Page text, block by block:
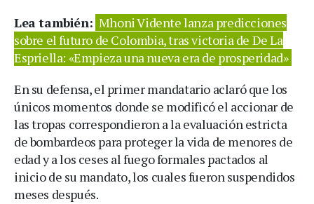
Lea también: Mhoni Vidente lanza predicciones
sobre el futuro de Colombia, tras victoria de De La
Espriella: «Empieza una nueva era de prosperidad»
En su defensa, el primer mandatario aclaró que los
únicos momentos donde se modificó el accionar de
las tropas correspondieron a la evaluación estricta
de bombardeos para proteger la vida de menores de
edad y a los ceses al fuego formales pactados al
inicio de su mandato, los cuales fueron suspendidos
meses después.